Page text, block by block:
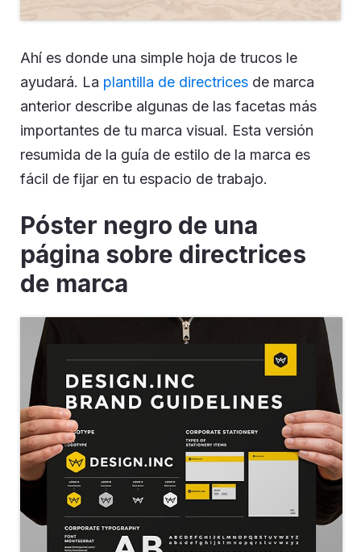
Ahí es donde una simple hoja de trucos le
ayudará. La plantilla de directrices de marca
anterior describe algunas de las facetas más
importantes de tu marca visual. Esta versión
resumida de la guía de estilo de la marca es
fácil de fijar en tu espacio de trabajo.
Póster negro de una
página sobre directrices
de marca